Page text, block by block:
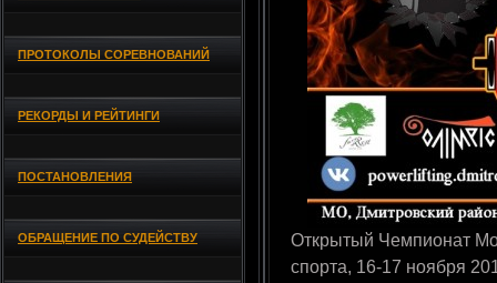
ПРОТОКОЛЫ СОРЕВНОВАНИЙ
РЕКОРДЫ И РЕЙТИНГИ
ПОСТАНОВЛЕНИЯ
ОБРАЩЕНИЕ ПО СУДЕЙСТВУ
Открытый Чемпионат
спорта, 16-17 ноября